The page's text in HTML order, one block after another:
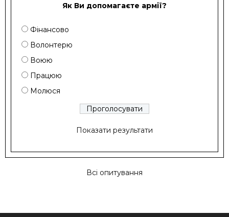
Як Ви допомагаєте армії?
Фінансово
Волонтерю
Воюю
Працюю
Молюся
Показати результати
Всі опитування